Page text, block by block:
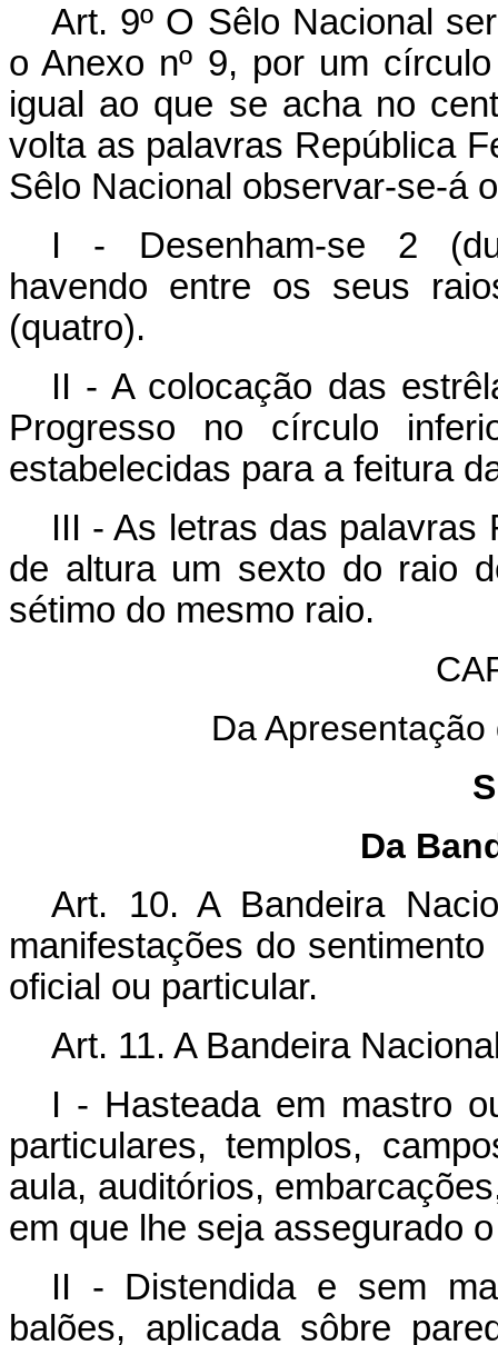
Art. 9º O Sêlo Nacional
o Anexo nº 9, por um
igual ao que se acha no
volta as palavras República
Sêlo Nacional observar-se-á
I - Desenham-se 2
havendo entre os seus
(quatro).
II - A colocação das
Progresso no círculo
estabelecidas para a feitura
III - As letras das palavras
de altura um sexto do raio
sétimo do mesmo raio.
Da
Da
Art. 10. A Bandeira
manifestações do
oficial ou particular.
Art. 11. A Bandeira
I - Hasteada em mastro
particulares, templos,
aula, auditórios,
em que lhe seja assegurado
II - Distendida e sem
balões, aplicada sôbre